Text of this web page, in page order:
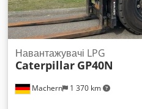
29,8 МПа Робочі сили: Сила
Сила копання стріли: бл. 126
Швидкість обертання: бл.
110 кНм Робочі параметри:
бл. 7,2 м Максимальний
завантаження: бл. 6,9 м
Максимальна висота
Обʼєм ковша: бл. 1,5–1,8 м³
Machern 1 370 km
Навантажувачі LPG
Caterpillar GP40N